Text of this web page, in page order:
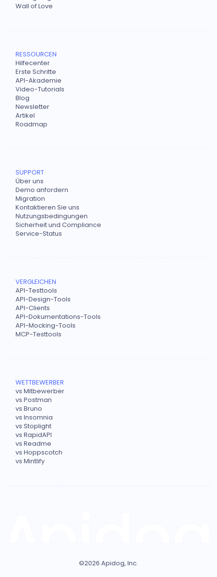
Wall of Love
RESSOURCEN
Hilfecenter
Erste Schritte
API-Akademie
Video-Tutorials
Blog
Newsletter
Artikel
Roadmap
SUPPORT
Über uns
Demo anfordern
Migration
Kontaktieren Sie uns
Nutzungsbedingungen
Sicherheit und Compliance
Service-Status
VERGLEICHEN
API-Testtools
API-Design-Tools
API-Clients
API-Dokumentations-Tools
API-Mocking-Tools
MCP-Testtools
WETTBEWERBER
vs Mitbewerber
vs Postman
vs Bruno
vs Insomnia
vs Stoplight
vs RapidAPI
vs Readme
vs Hoppscotch
vs Mintlify
©2026 Apidog, Inc.